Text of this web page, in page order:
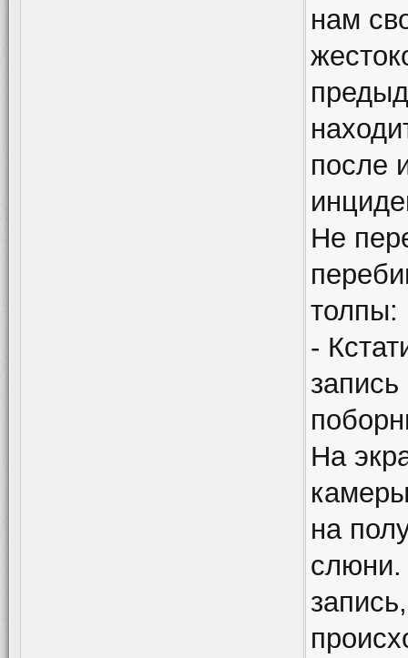
нам
после
Не
толпы:
-
На
на
слюни.